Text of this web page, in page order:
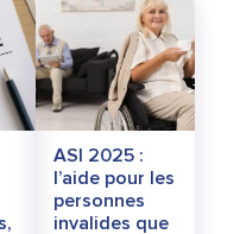
ASI 2025 :
l’aide pour les
personnes
invalides que